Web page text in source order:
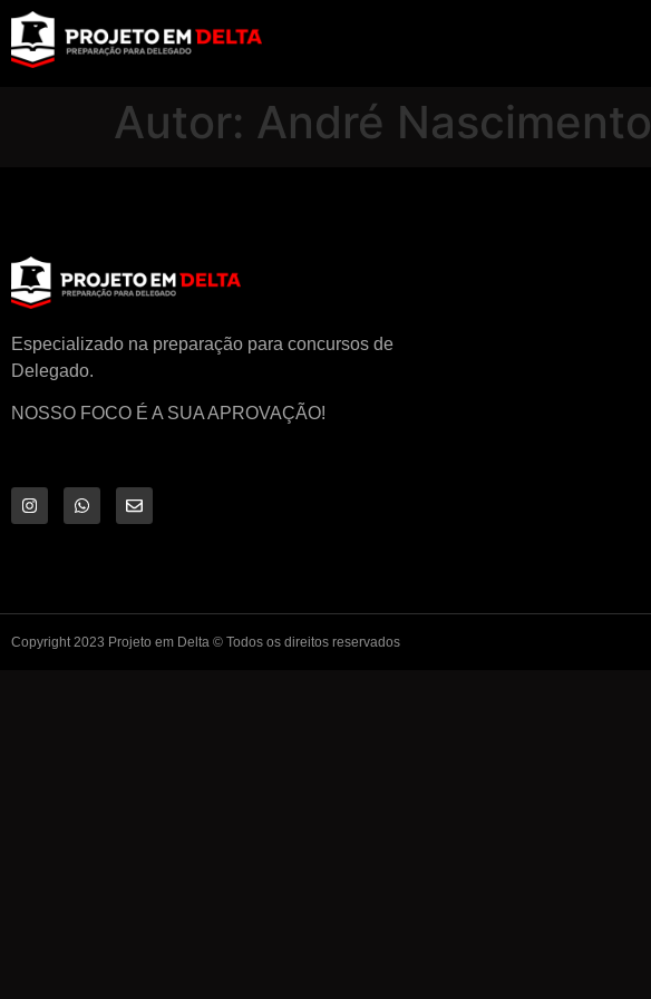
Autor: André Nascimento
Especializado na preparação para concursos de
Delegado.
NOSSO FOCO É A SUA APROVAÇÃO!
Copyright 2023 Projeto em Delta © Todos os direitos reservados